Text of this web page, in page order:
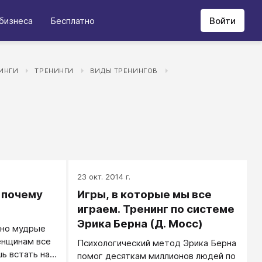
Бесплатно Войти
ТРЕНИНГИ
ВИДЫ ТРЕНИНГОВ
мудрые
все
встать на
23 окт. 2014 г.
Игры, в которые мы все
играем. Тренинг по системе
Эрика Берна (Д. Мосс)
Психологический метод Эрика Берна
помог десяткам миллионов людей по